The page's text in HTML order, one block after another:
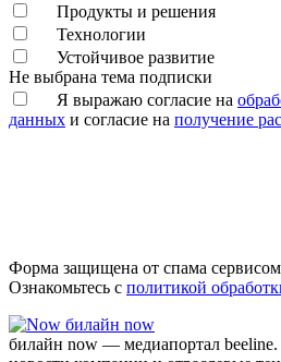
Продукты и решения
Технологии
Устойчивое развитие
Не выбрана тема подписки
Я выражаю согласие на
данных и согласие на получение
Форма защищена от спама
Ознакомьтесь с политикой
билайн now
билайн now — медиапортал